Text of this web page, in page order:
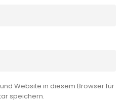
Website in diesem Browser für
speichern.